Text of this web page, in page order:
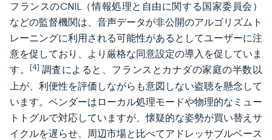
フランスのCNIL（情報処理と自由に関する国家委員会）
などの監督機関は、音声データが非公開のアルゴリズムト
レーニングに利用される可能性があるとしてユーザーに注
意を促しており、より厳格な同意設定の導入を促していま
す。[4] 調査によると、フランスとカナダの家庭の半数以
上が、利便性を評価しながらも意図しない盗聴を懸念して
います。ベンダーはローカル処理モードや物理的なミュー
トトグルで対応していますが、懐疑的な姿勢が買い替えサ
イクルを遅らせ、周辺市場と比べてアドレッサブルベース